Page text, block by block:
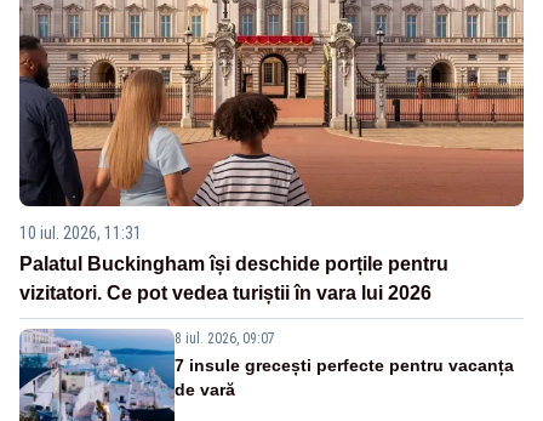
10 iul. 2026, 11:31
Palatul Buckingham își deschide porțile pentru
vizitatori. Ce pot vedea turiștii în vara lui 2026
8 iul. 2026, 09:07
7 insule grecești perfecte pentru vacanța
de vară